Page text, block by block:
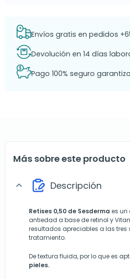
Envíos gratis en pedidos
Devolución en 14 días
Pago 100% seguro
Más sobre este producto
expand_more Descripción
Retises 0,50 de Sesderma es
antiedad a base de retinol y
resultados apreciables a las tres
tratamiento.
De textura fluida, por lo que es
pieles.